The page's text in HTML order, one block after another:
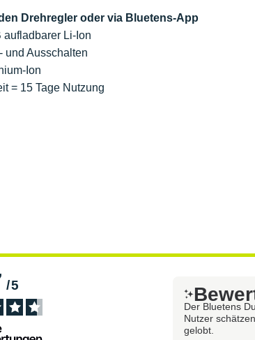
Drehregler oder via Bluetens-App
aufladbarer Li-Ion
und Ausschalten
Ion
= 15 Tage Nutzung
/5
Der Bluetens
Nutzer
gelobt.